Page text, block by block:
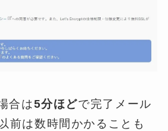
合は5分ほどで完了メール
前は数時間かかることも